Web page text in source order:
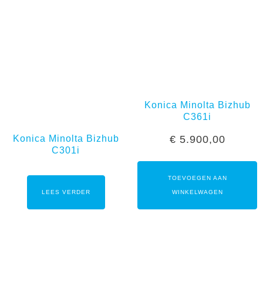
Konica Minolta Bizhub
C301i
LEES VERDER
Konica Minolta Bizhub
C361i
€ 5.900,00
TOEVOEGEN AAN
WINKELWAGEN